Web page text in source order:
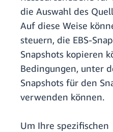
die Auswahl des
Auf diese Weise
steuern, die EBS-
Snapshots kopieren
Bedingungen, unter
Snapshots für den
verwenden können.
Um Ihre spezifischen